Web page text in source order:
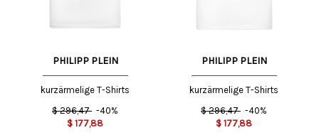
PHILIPP PLEIN
kurzärmelige T-Shirts
$ 296,47 -40%
$ 177,88
PHILIPP PLEIN
kurzärmelige T-Shirts
$ 296,47 -40%
$ 177,88